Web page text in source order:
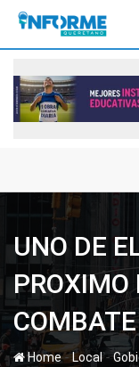
Skip
content
UNO DE
PROXIMO
Home-Local-